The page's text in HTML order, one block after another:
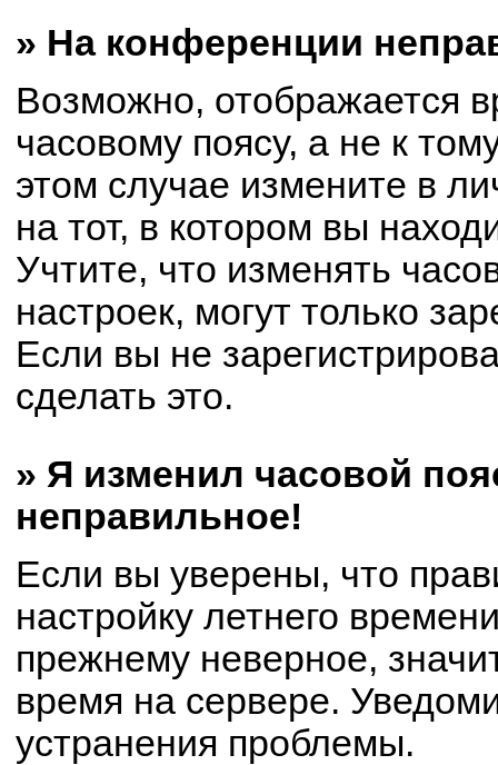
» На конференции
Возможно, отображается
часовому поясу, а не к
этом случае измените в
на тот, в котором вы
Учтите, что изменять
настроек, могут только
Если вы не
сделать это.
» Я изменил часовой
неправильное!
Если вы уверены, что
настройку летнего
прежнему неверное,
время на сервере.
устранения проблемы.